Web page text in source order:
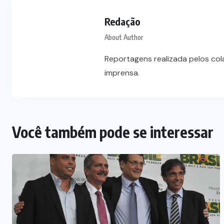
Redação
About Author
Reportagens realizada pelos
imprensa.
Você também pode se interessar
reforça conexão entre pais e filhos
na moda inspirada no agro
7 DE AGOSTO DE 2026